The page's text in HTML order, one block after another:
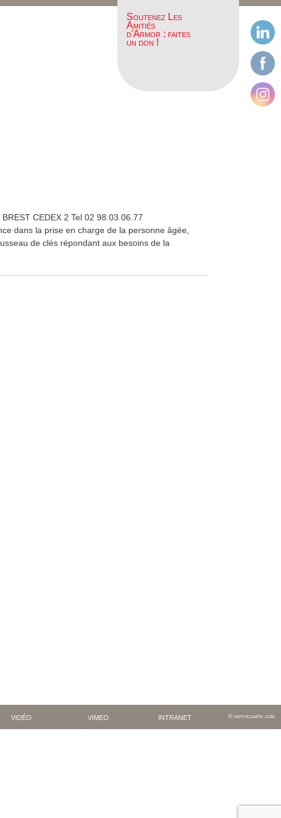
Soutenez Les
Amitiés
d'Armor : faites
un don !
CEDEX 2 Tel 02 98.03.06.77
dans la prise en charge de la personne âgée,
de clés répondant aux besoins de la
vidéo vimeo intranet hippocampe.com